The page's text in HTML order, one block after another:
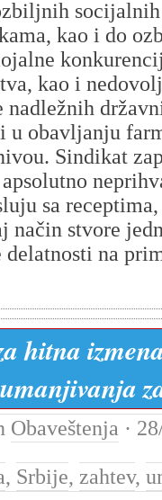
kao i do
kao i
u obavljanju
Sindikat
sa
stvore
delatnosti na
hitna
umanjivanja
Obaveštenja ·
, Srbije, zahtev,